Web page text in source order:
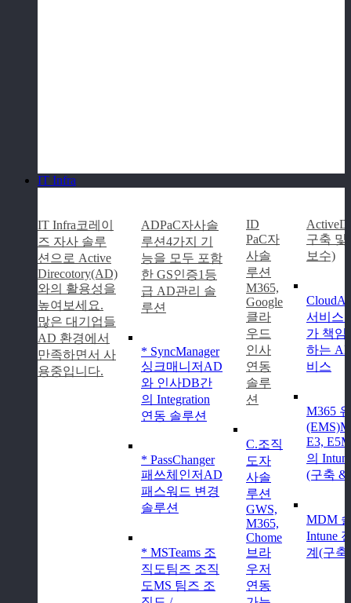
IT Infra
IT Infra코레이
즈 자사 솔루
션으로 Active
Direcotory(AD)
와의 활용성을
높여보세요.
많은 대기업들
AD 환경에서
만족하면서 사
용중입니다.
ADPaC자사솔
루션4가지 기
능을 모두 포함
한 GS인증1등
급 AD관리 솔
루션
* SyncManager
싱크매니저 AD
와 인사DB간
의 Integration
연동 솔루션
* PassChanger
패쓰체인저 AD
패스워드 변경
솔루션
* MSTeams 조
직도팀즈 조직
도MS 팀즈 조
ID
PaC자
사솔
루션
M365,
Google
클라
우드
인사
연동
솔루
션
C.조직
도자
사솔
루션
GWS,
M365,
Chome
브라
우저
연동
구축 및
보수)
서비스
가 책임
하는
비스
M365
(EMS)
E3, E5
의
(구축 &
MDM
Intune
계(구축